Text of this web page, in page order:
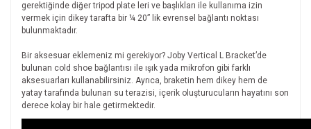
gerektiğinde diğer tripod plate leri ve başlıkları ile kullanıma izin
vermek için dikey tarafta bir ¼ 20” lik evrensel bağlantı noktası
bulunmaktadır.
Bir aksesuar eklemeniz mi gerekiyor? Joby Vertical L Bracket’de
bulunan cold shoe bağlantısı ile ışık yada mikrofon gibi farklı
aksesuarları kullanabilirsiniz. Ayrıca, braketin hem dikey hem de
yatay tarafında bulunan su terazisi, içerik oluşturucuların hayatını son
derece kolay bir hale getirmektedir.